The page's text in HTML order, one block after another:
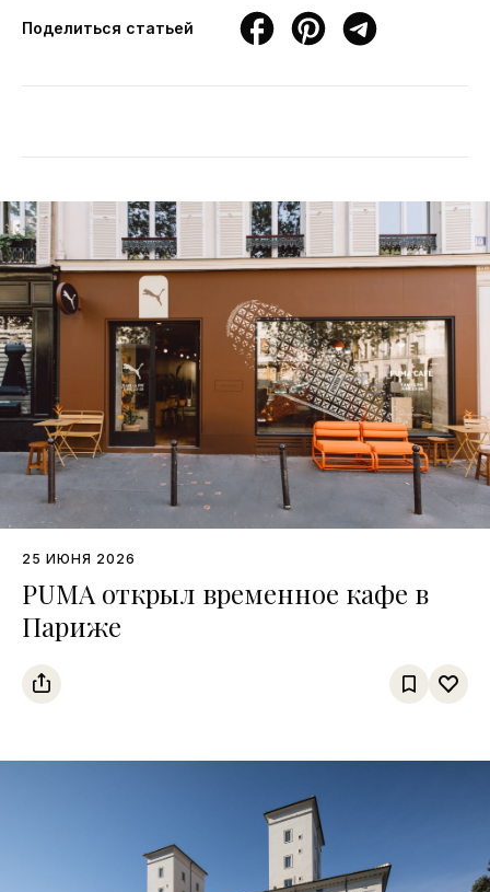
Поделиться статьей
25 ИЮНЯ 2026
PUMA открыл временное кафе в
Париже